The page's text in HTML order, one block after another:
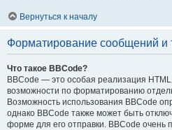
Вернуться к началу
Форматирование сообщений и
Что такое BBCode?
BBCode — это особая реализация
возможности по форматированию
Возможность использования BBCode
однако BBCode также может быть
форме для его отправки. BBCode очень